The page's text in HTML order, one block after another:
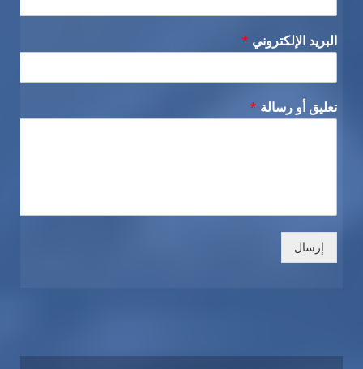
البريد الإلكتروني *
تعليق أو رسالة *
إرسال